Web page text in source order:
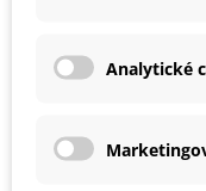
Stanovisko
Analytické